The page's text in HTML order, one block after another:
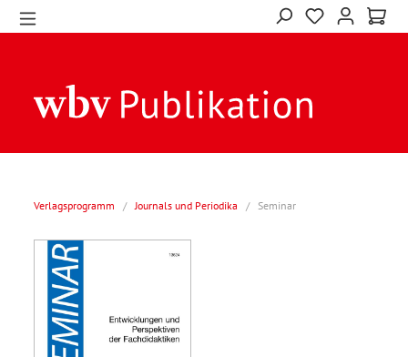
Verlagsprogramm / Journals und Periodika / Seminar